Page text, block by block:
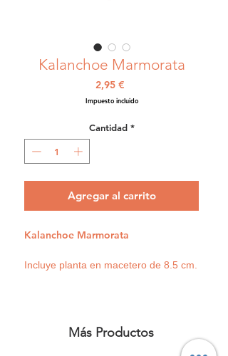
Kalanchoe Marmorata
2,95 €Precio
Impuesto incluido
Cantidad *
Agregar al carrito
Kalanchoe Marmorata
Incluye planta en macetero de 8.5 cm.
Más Productos